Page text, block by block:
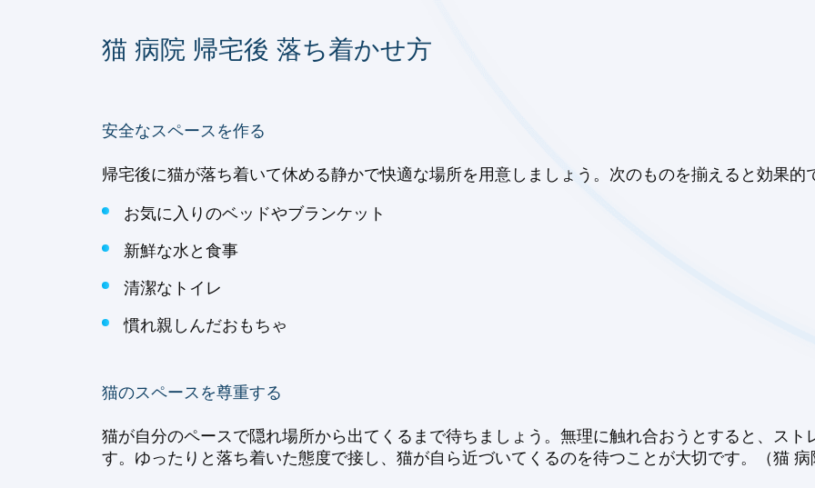
猫 病院 帰宅後 落ち着かせ方
安全なスペースを作る
帰宅後に猫が落ち着いて休める静かで快適な場所を用意しましょう。次のものを揃えると効果的
お気に入りのベッドやブランケット
新鮮な水と食事
清潔なトイレ
慣れ親しんだおもちゃ
猫のスペースを尊重する
猫が自分のペースで隠れ場所から出てくるまで待ちましょう。無理に触れ合おうとすると、スト
す。ゆったりと落ち着いた態度で接し、猫が自ら近づいてくるのを待つことが大切です。（猫 病